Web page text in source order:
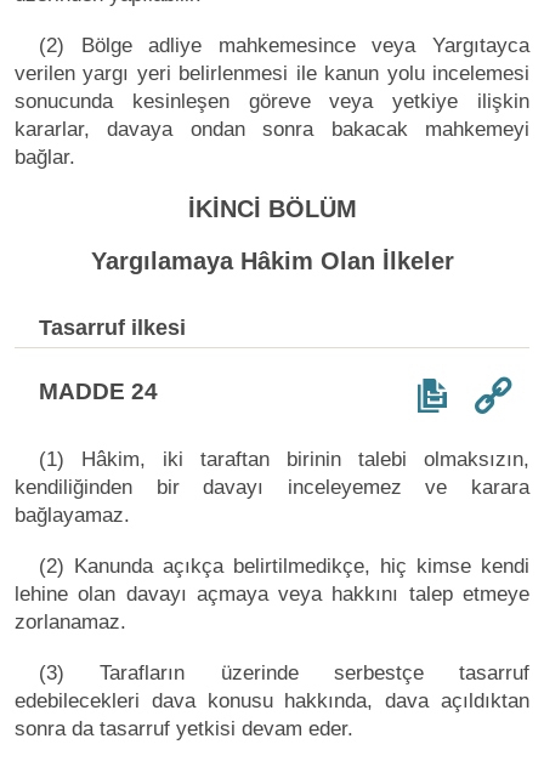
(2) Bölge adliye mahkemesince veya Yargıtayca
verilen yargı yeri belirlenmesi ile kanun yolu incelemesi
sonucunda kesinleşen göreve veya yetkiye ilişkin
kararlar, davaya ondan sonra bakacak mahkemeyi
bağlar.
İKİNCİ BÖLÜM
Yargılamaya Hâkim Olan İlkeler
Tasarruf ilkesi
MADDE 24
(1) Hâkim, iki taraftan birinin talebi olmaksızın,
kendiliğinden bir davayı inceleyemez ve karara
bağlayamaz.
(2) Kanunda açıkça belirtilmedikçe, hiç kimse kendi
lehine olan davayı açmaya veya hakkını talep etmeye
zorlanamaz.
(3) Tarafların üzerinde serbestçe tasarruf
edebilecekleri dava konusu hakkında, dava açıldıktan
sonra da tasarruf yetkisi devam eder.